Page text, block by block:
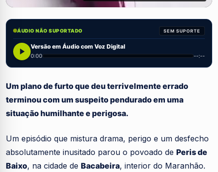
ÁUDIO NÃO SUPORTADO SEM SUPORTE
Versão em Áudio com Voz Digital
0:00 --:--
Um plano de furto que deu terrivelmente errado
terminou com um suspeito pendurado em uma
situação humilhante e perigosa.
Um episódio que mistura drama, perigo e um desfecho
absolutamente inusitado parou o povoado de Peris de
Baixo, na cidade de Bacabeira, interior do Maranhão.